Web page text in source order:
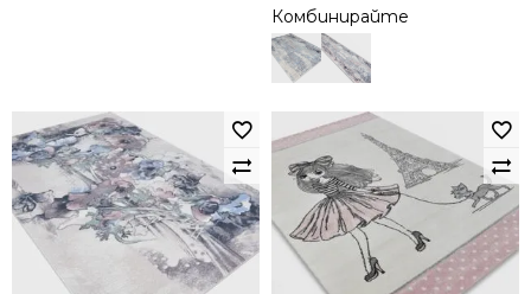
Комбинирайте